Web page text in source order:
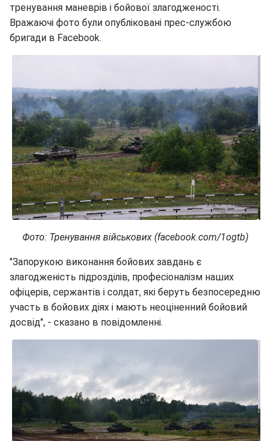
тренування маневрів і бойової злагодженості.
Вражаючі фото були опубліковані прес-службою
бригади в Facebook.
Фото: Тренування військових (facebook.com/1ogtb)
"Запорукою виконання бойових завдань є
злагодженість підрозділів, професіоналізм наших
офіцерів, сержантів і солдат, які беруть безпосередню
участь в бойових діях і мають неоціненний бойовий
досвід", - сказано в повідомленні.